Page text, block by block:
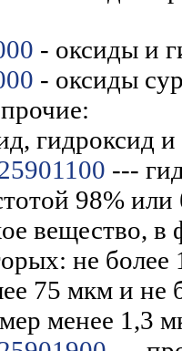
- оксиды и
- оксиды
гидроксид
---
98% или
вещество, в
не более
75 мкм и не
менее 1,3